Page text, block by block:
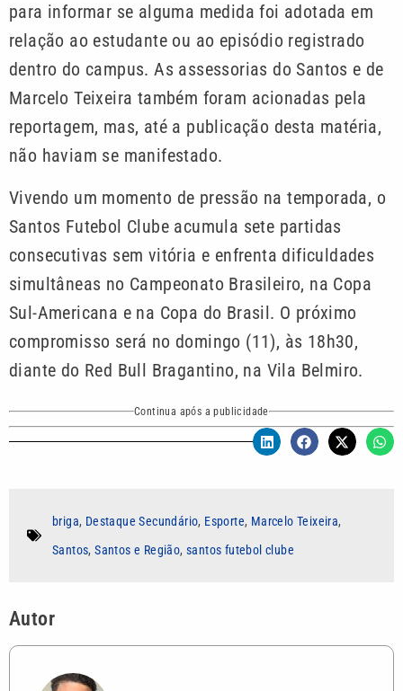
para informar se alguma medida foi adotada em
relação ao estudante ou ao episódio registrado
dentro do campus. As assessorias do Santos e de
Marcelo Teixeira também foram acionadas pela
reportagem, mas, até a publicação desta matéria,
não haviam se manifestado.
Vivendo um momento de pressão na temporada, o
Santos Futebol Clube acumula sete partidas
consecutivas sem vitória e enfrenta dificuldades
simultâneas no Campeonato Brasileiro, na Copa
Sul-Americana e na Copa do Brasil. O próximo
compromisso será no domingo (11), às 18h30,
diante do Red Bull Bragantino, na Vila Belmiro.
Continua após a publicidade
briga, Destaque Secundário, Esporte, Marcelo Teixeira,
Santos,Santos e Região,santos futebol clube
Autor